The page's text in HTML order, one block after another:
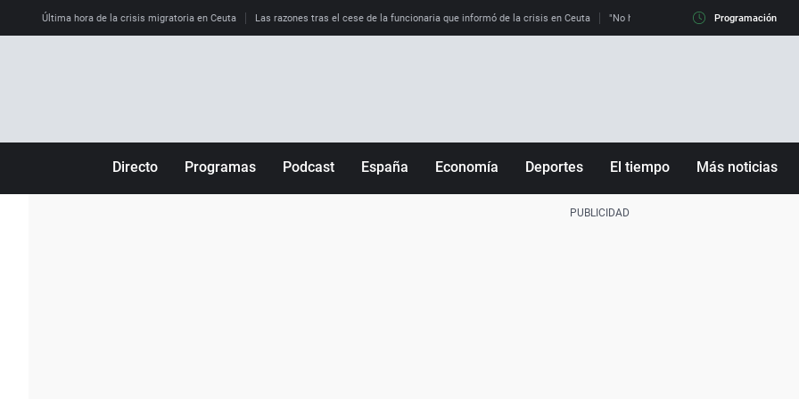
Última hora de la crisis migratoria en Ceuta Las razones tras el cese de la funcionaria que informó de la crisis en Ceuta "No hay mafias, que no nos engañen":
Programación
Directo Programas Podcast España Economía Deportes El tiempo Más noticias